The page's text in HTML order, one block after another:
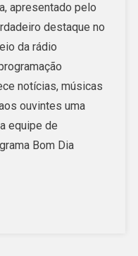
apresentado pelo
destaque no
da rádio
notícias, músicas
ouvintes uma
equipe de
Bom Dia